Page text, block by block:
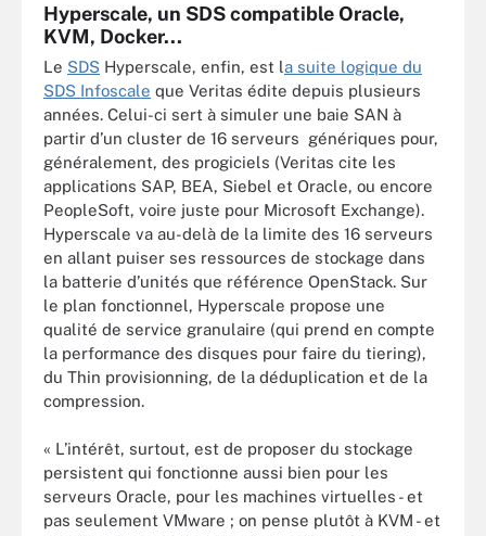
Hyperscale, un SDS compatible Oracle,
KVM, Docker...
Le SDS Hyperscale, enfin, est la suite logique du
SDS Infoscale que Veritas édite depuis plusieurs
années. Celui-ci sert à simuler une baie SAN à
partir d’un cluster de 16 serveurs génériques pour,
généralement, des progiciels (Veritas cite les
applications SAP, BEA, Siebel et Oracle, ou encore
PeopleSoft, voire juste pour Microsoft Exchange).
Hyperscale va au-delà de la limite des 16 serveurs
en allant puiser ses ressources de stockage dans
la batterie d’unités que référence OpenStack. Sur
le plan fonctionnel, Hyperscale propose une
qualité de service granulaire (qui prend en compte
la performance des disques pour faire du tiering),
du Thin provisionning, de la déduplication et de la
compression.
« L’intérêt, surtout, est de proposer du stockage
persistent qui fonctionne aussi bien pour les
serveurs Oracle, pour les machines virtuelles - et
pas seulement VMware ; on pense plutôt à KVM - et